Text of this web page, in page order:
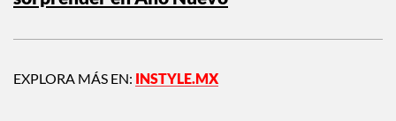
Siguiente:12 ideas de cócteles para
sorprender en Año Nuevo